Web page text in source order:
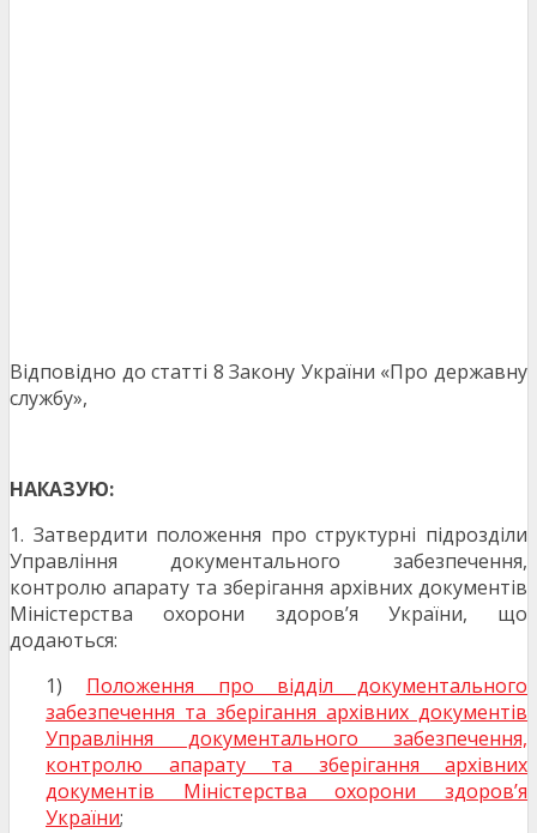
Відповідно до статті 8 Закону України «Про державну
службу»,
НАКАЗУЮ:
1. Затвердити положення про структурні підрозділи
Управління документального забезпечення,
контролю апарату та зберігання архівних документів
Міністерства охорони здоров’я України, що
додаються:
1) Положення про відділ документального
забезпечення та зберігання архівних документів
Управління документального забезпечення,
контролю апарату та зберігання архівних
документів Міністерства охорони здоров’я
України;